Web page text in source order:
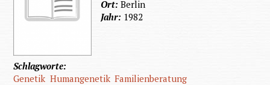
Ort:Berlin
Jahr: 1982
Schlagworte:
Genetik Humangenetik Familienberatung